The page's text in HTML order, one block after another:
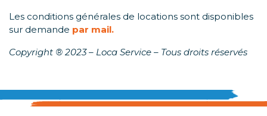
Les conditions générales de locations sont disponibles
sur demande par mail.
Copyright ® 2023 – Loca Service – Tous droits réservés